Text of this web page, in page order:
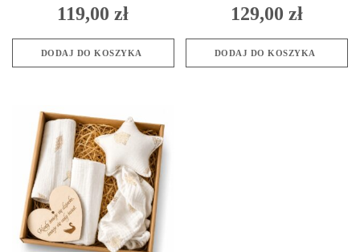
119,00 zł
DODAJ DO KOSZYKA
129,00 zł
DODAJ DO KOSZYKA